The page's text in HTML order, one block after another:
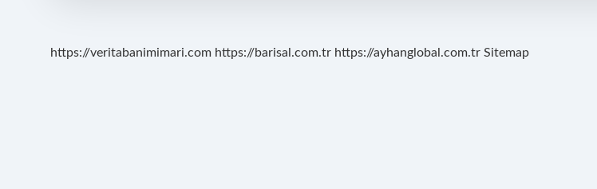
https://veritabanimimari.com https://barisal.com.tr https://ayhanglobal.com.tr Sitemap